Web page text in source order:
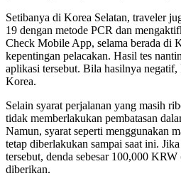
Setibanya di Korea Selatan, traveler
19 dengan metode PCR dan
Check Mobile App, selama berada di
kepentingan pelacakan. Hasil tes
aplikasi tersebut. Bila hasilnya
Korea.
Selain syarat perjalanan yang masih
tidak memberlakukan pembatasan
Namun, syarat seperti menggunakan
tetap diberlakukan sampai saat ini.
tersebut, denda sebesar 100,000
diberikan.